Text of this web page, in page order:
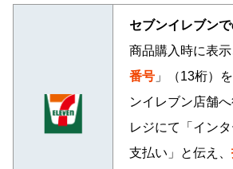
セブンイレブン
商品購入時に表示
番号 」（13桁）
ンイレブン店舗
レジにて「イン
支払い」と伝え、